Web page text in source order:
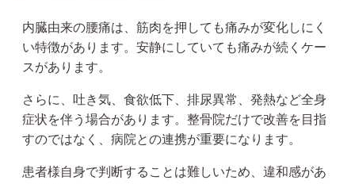
内臓由来の腰痛は、筋肉を押しても痛みが変化しにく
い特徴があります。安静にしていても痛みが続くケー
スがあります。
さらに、吐き気、食欲低下、排尿異常、発熱など全身
症状を伴う場合があります。整骨院だけで改善を目指
すのではなく、病院との連携が重要になります。
患者様自身で判断することは難しいため、違和感があ